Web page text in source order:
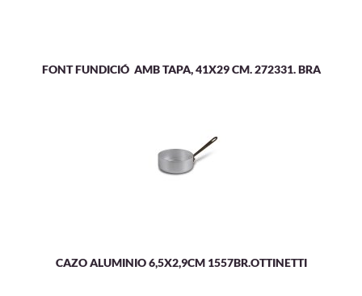
FONT FUNDICIÓ AMB TAPA, 41X29 CM. 272331. BRA
CAZO ALUMINIO 6,5X2,9CM 1557BR.OTTINETTI